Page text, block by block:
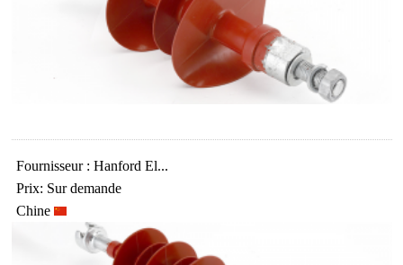
Fournisseur : Hanford El...
Prix: Sur demande
Chine